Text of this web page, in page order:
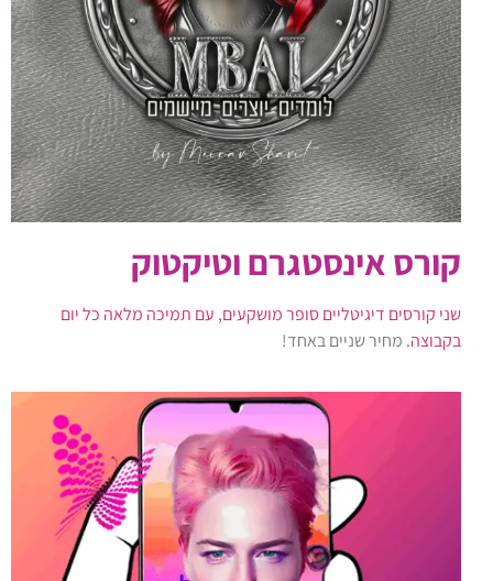
קורס אינסטגרם וטיקטוק
שני קורסים דיגיטליים סופר מושקעים, עם תמיכה מלאה כל יום
בקבוצה. מחיר שניים באחד!